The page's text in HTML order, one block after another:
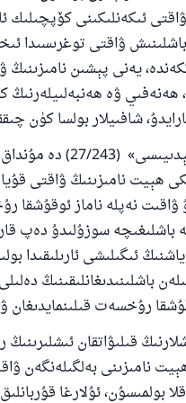
ئىكەنلىكىنى كۆپچىلىك
ۋاقتى توغرىسىدا
يەنى پېشىن نامىزىنىڭ
ھەنەفىي ۋە ھەنبەلىيلەرنىڭ
شافىيلار بولسا كۈن
«فىقھ
ھېيت نامىزىنىڭ ۋاقتى
ۋاقىت نەپلە ناماز
باشلىغىچە سوزۇلىدۇ دەپ
ئىگىلىشى ئارىلىقىدا
باشلىنىدىغانلىقىنىڭ
رۇخسەت قىلىنمايدىغان
قىلىۋاتقان
نامىزىنى بەلگىلەنگەن
بولمىسۇن، ئۇلارغا
مۇسلىم رىۋايەت قىلغان